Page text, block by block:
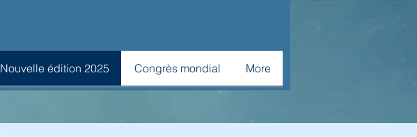
Nouvelle édition 2025 Congrès mondial More